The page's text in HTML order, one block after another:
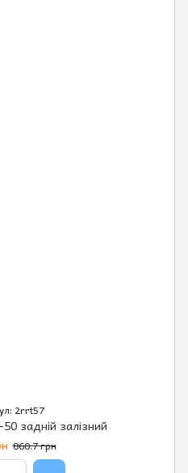
2rrt57
задній залізний
860.7 грн